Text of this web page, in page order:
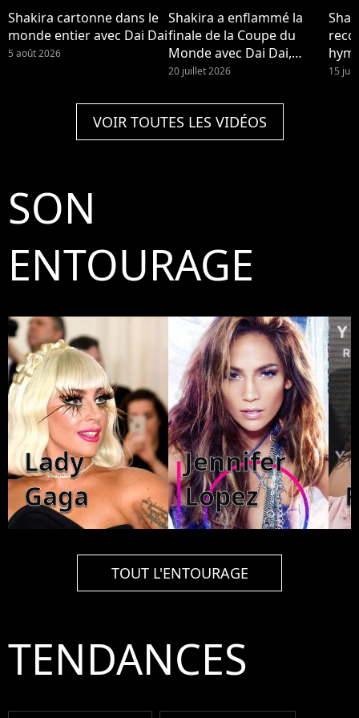
Shakira cartonne dans le
monde entier avec Dai Dai
5 août 2026
Shakira a enflammé la
finale de la Coupe du
Monde avec Dai Dai,
entourée d'enfants des
20 juillet 2026 15
VOIR TOUTES LES VIDÉOS
SON
ENTOURAGE
Lady
Gaga
Jennifer
Lopez
TOUT L'ENTOURAGE
TENDANCES